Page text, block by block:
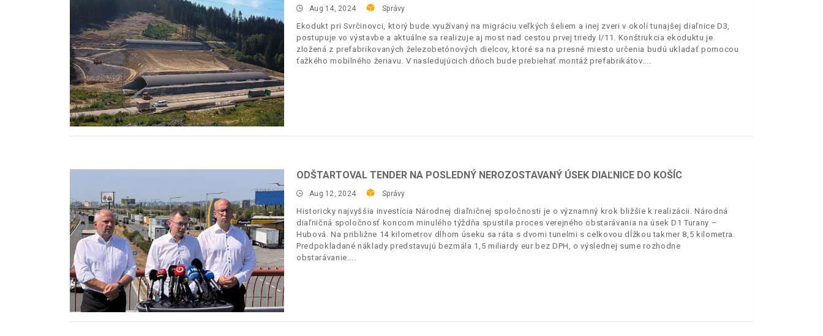
Aug 14, 2024 Správy
Ekodukt pri Svrčinovci, ktorý bude využívaný na migráciu veľkých šeliem a inej zveri v okolí tunajšej diaľnice D3,
postupuje vo výstavbe a aktuálne sa realizuje aj most nad cestou prvej triedy I/11. Konštrukcia ekoduktu je
zložená z prefabrikovaných železobetónových dielcov, ktoré sa na presné miesto určenia budú ukladať pomocou
ťažkého mobilného žeriavu. V nasledujúcich dňoch bude prebiehať montáž prefabrikátov.
ODŠTARTOVAL TENDER NA POSLEDNÝ NEROZOSTAVANÝ ÚSEK DIAĽNICE DO KOŠÍC
Aug 12, 2024 Správy
Historicky najvyššia investícia Národnej diaľničnej spoločnosti je o významný krok bližšie k realizácii. Národná
diaľničná spoločnosť koncom minulého týždňa spustila proces verejného obstarávania na úsek D1 Turany –
Hubová. Na približne 14 kilometrov dlhom úseku sa ráta s dvomi tunelmi s celkovou dĺžkou takmer 8,5 kilometra.
Predpokladané náklady predstavujú bezmála 1,5 miliardy eur bez DPH, o výslednej sume rozhodne
obstarávanie.